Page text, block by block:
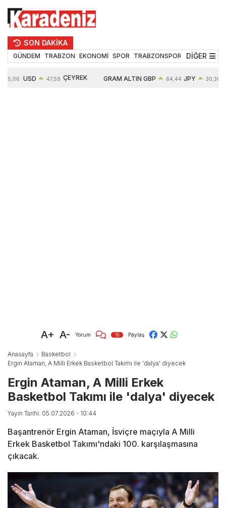
SON DAKİKA
GÜNDEM TRABZON EKONOMİ SPOR TRABZONSPOR TEKNOLOJİ
DİĞER
55,06 USD 47,59 ÇEYREK GRAM ALTIN GBP 64,44 JPY 30,30
A+ A- Yorum 10 Paylaş
Anasayfa
Basketbol
Ergin Ataman, A Milli Erkek Basketbol Takımı ile 'dalya' diyecek
Ergin Ataman, A Milli Erkek
Basketbol Takımı ile 'dalya' diyecek
Yayın Tarihi: 05.07.2026 - 10:44
Başantrenör Ergin Ataman, İsviçre maçıyla A Milli
Erkek Basketbol Takımı'ndaki 100. karşılaşmasına
çıkacak.